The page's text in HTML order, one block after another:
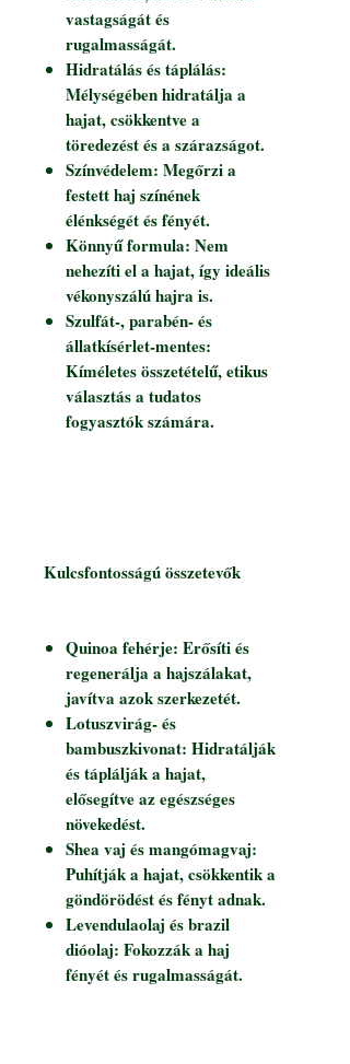
vastagságát és
rugalmasságát.
Hidratálás és táplálás:
Mélységében hidratálja a
hajat, csökkentve a
töredezést és a szárazságot.
Színvédelem: Megőrzi a
festett haj színének
élénkségét és fényét.
Könnyű formula: Nem
nehezíti el a hajat, így ideális
vékonyszálú hajra is.
Szulfát-, parabén- és
állatkísérlet-mentes:
Kíméletes összetételű, etikus
választás a tudatos
fogyasztók számára.
Kulcsfontosságú összetevők
Quinoa fehérje: Erősíti és
regenerálja a hajszálakat,
javítva azok szerkezetét.
Lotuszvirág- és
bambuszkivonat: Hidratálják
és táplálják a hajat,
elősegítve az egészséges
növekedést.
Shea vaj és mangómagvaj:
Puhítják a hajat, csökkentik a
göndörödést és fényt adnak.
Levendulaolaj és brazil
dióolaj: Fokozzák a haj
fényét és rugalmasságát.